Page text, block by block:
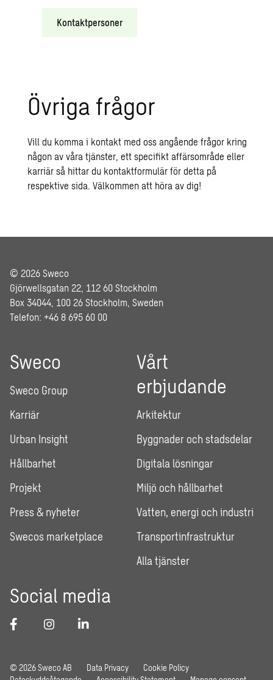
Kontaktpersoner
Övriga frågor
Vill du komma i kontakt med oss angående frågor kring
någon av våra tjänster, ett specifikt affärsområde eller
karriär så hittar du kontaktformulär för detta på
respektive sida. Välkommen att höra av dig!
© 2026 Sweco
Gjörwellsgatan 22, 112 60 Stockholm
Box 34044, 100 26 Stockholm, Sweden
Telefon: +46 8 695 60 00
Sweco
Sweco Group
Karriär
Urban Insight
Hållbarhet
Projekt
Press & nyheter
Swecos marketplace
Vårt
erbjudande
Arkitektur
Byggnader och stadsdelar
Digitala lösningar
Miljö och hållbarhet
Vatten, energi och industri
Transportinfrastruktur
Alla tjänster
Social media
© 2026 Sweco AB Data Privacy
Cookie Policy